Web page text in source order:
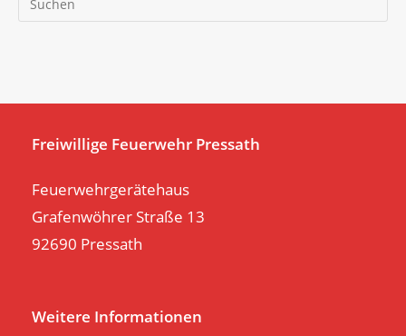
Freiwillige Feuerwehr Pressath
Feuerwehrgerätehaus
Grafenwöhrer Straße 13
92690 Pressath
Weitere Informationen